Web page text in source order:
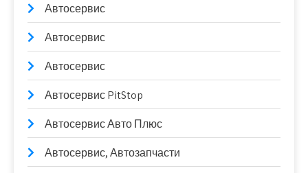
Автосервис
Автосервис
Автосервис
Автосервис PitStop
Автосервис Авто Плюс
Автосервис, Автозапчасти